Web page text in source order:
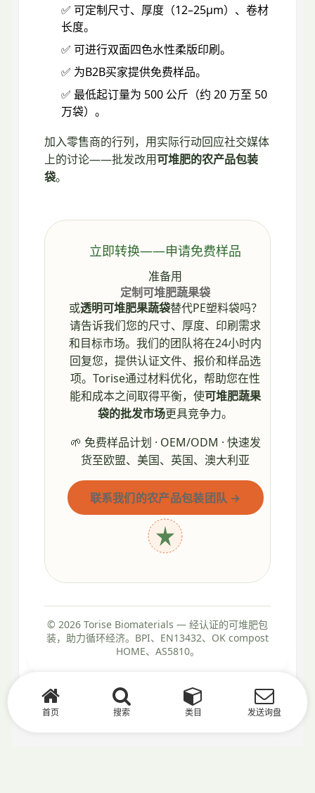
✅ 可定制尺寸、厚度（12–25μm）、卷材
长度。
✅ 可进行双面四色水性柔版印刷。
✅ 为B2B买家提供免费样品。
✅ 最低起订量为 500 公斤（约 20 万至 50
万袋）。
加入零售商的行列，用实际行动回应社交媒体
上的讨论——批发改用可堆肥的农产品包装
袋。
立即转换——申请免费样品
准备用
定制可堆肥蔬果袋
或透明可堆肥果蔬袋替代PE塑料袋吗？
请告诉我们您的尺寸、厚度、印刷需求
和目标市场。我们的团队将在24小时内
回复您，提供认证文件、报价和样品选
项。Torise通过材料优化，帮助您在性
能和成本之间取得平衡，使可堆肥蔬果
袋的批发市场更具竞争力。
🌱 免费样品计划 · OEM/ODM · 快速发
货至欧盟、美国、英国、澳大利亚
联系我们的农产品包装团队 →
© 2026 Torise Biomaterials — 经认证的可堆肥包
装，助力循环经济。BPI、EN13432、OK compost
HOME、AS5810。
首页 搜索 类目 发送询盘